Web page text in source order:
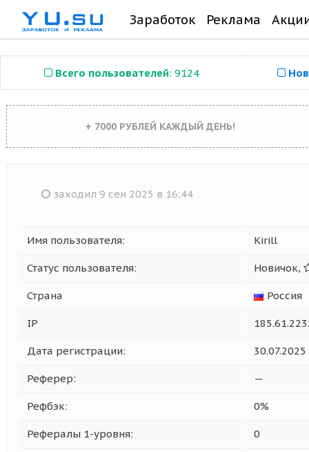
Заработок Реклама
Всего пользователей: 9124
+ 7000 РУБЛЕЙ КАЖДЫЙ ДЕНЬ!
заходил 9 сен 2025 в 16:44
Имя пользователя: Kirill
Статус пользователя: Новичок,
Страна Россия
IP
Дата регистрации: 30.07.2025
Реферер: —
Рефбэк: 0%
Рефералы 1-уровня: 0